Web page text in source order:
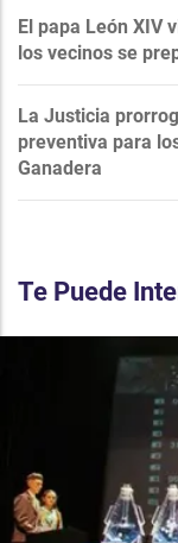
El papa León XIV
los vecinos se
La Justicia
preventiva para
Ganadera
Te Puede